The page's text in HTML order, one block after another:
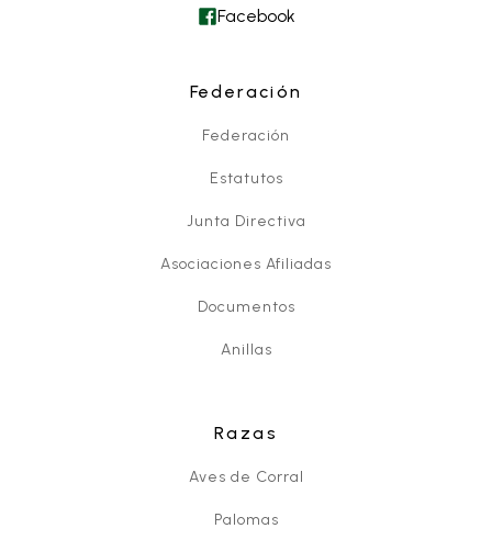
Facebook
Federación
Federación
Estatutos
Junta Directiva
Asociaciones Afiliadas
Documentos
Anillas
Razas
Aves de Corral
Palomas